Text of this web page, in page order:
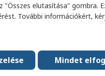
elutasítása" gombra.
További információkért,
Mindet